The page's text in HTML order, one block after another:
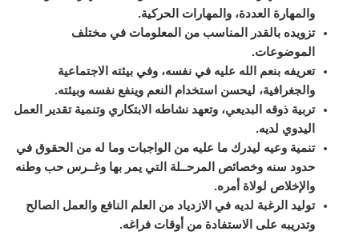
والمهارة العددة، والمهارات الحركية.
تزويده بالقدر المناسب من المعلومات في مختلف
الموضوعات.
تعريفه بنعم الله عليه في نفسه، وفي بيئته الاجتماعية
والجغرافية، ليحسن استخدام النعم وينفع نفسه وبيئته.
تربية ذوقه البديعي، وتعهد نشاطه الابتكاري وتنمية تقدير العمل
اليدوي لديه.
تنمية وعيه ليدرك ما عليه من الواجبات وما له من الحقوق في
حدود سنه وخصائص المرحــلة التي يمر بها وغــرس حب وطنه
والإخلاص لولاة أمره.
توليد الرغبة لديه في الازدياد من العلم النافع والعمل الصالح
وتدريبه على الاستفادة من أوقات فراغه.